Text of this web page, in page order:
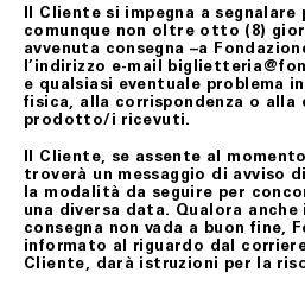
Il Cliente si impegna a
comunque non oltre otto (8)
avvenuta consegna –a
l’indirizzo e-mail
e qualsiasi eventuale problema
fisica, alla corrispondenza o alla
prodotto/i ricevuti.
Il Cliente, se assente al
troverà un messaggio di avviso
la modalità da seguire per
una diversa data. Qualora
consegna non vada a buon fine,
informato al riguardo dal
Cliente, darà istruzioni per la